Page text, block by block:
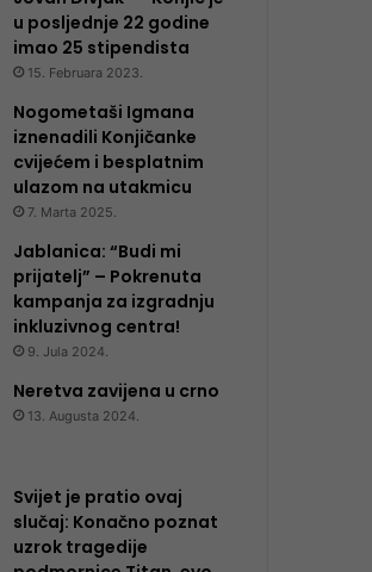
u posljednje 22 godine
imao 25 ​​stipendista
15. Februara 2023.
Nogometaši Igmana
iznenadili Konjičanke
cvijećem i besplatnim
ulazom na utakmicu
7. Marta 2025.
Jablanica: “Budi mi
prijatelj” – Pokrenuta
kampanja za izgradnju
inkluzivnog centra!
9. Jula 2024.
Neretva zavijena u crno
13. Augusta 2024.
Svijet je pratio ovaj
slučaj: Konačno poznat
uzrok tragedije